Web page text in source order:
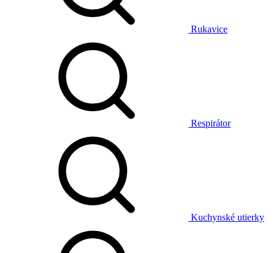
Rukavice
Respirátor
Kuchynské utierky